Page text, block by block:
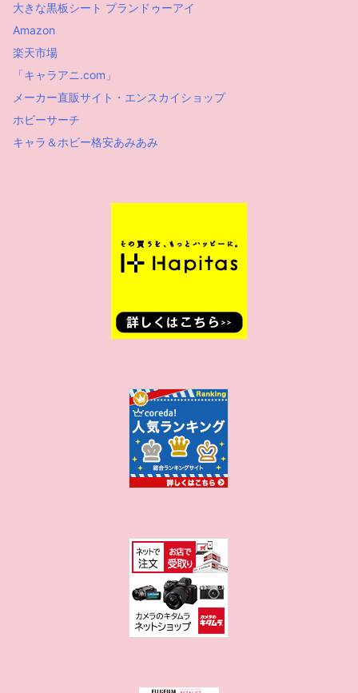
大きな黒板シート プランドゥーアイ
Amazon
楽天市場
「キャラアニ.com」
メーカー直販サイト・エンスカイショップ
ホビーサーチ
キャラ＆ホビー格安あみあみ